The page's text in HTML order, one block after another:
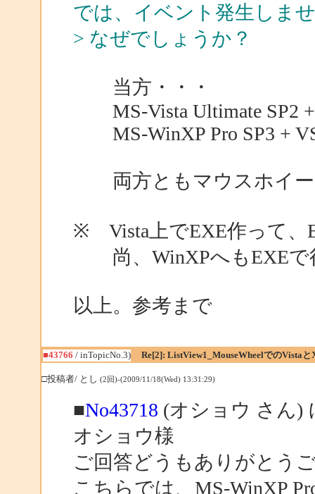
では、イベント発生しま
> なぜでしょうか？
当方・・・
MS-Vista Ultimate SP2 +
MS-WinXP Pro SP3 +
両方ともマウスホイー
※ Vista上でEXE作って、
尚、WinXPへもEXEで
以上。参考まで
■43766 / inTopicNo.3) Re[2]: ListView1_MouseWheelでのVistaと
□投稿者/ とし (2回)-(2009/11/18(Wed) 13:31:29)
■No43718 (オショウ さん)
オショウ様
ご回答どうもありがとう
こちらでは、MS-WinXP